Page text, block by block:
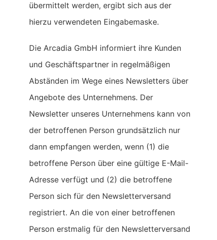
übermittelt werden, ergibt sich aus der
hierzu verwendeten Eingabemaske.
Die Arcadia GmbH informiert ihre Kunden
und Geschäftspartner in regelmäßigen
Abständen im Wege eines Newsletters über
Angebote des Unternehmens. Der
Newsletter unseres Unternehmens kann von
der betroffenen Person grundsätzlich nur
dann empfangen werden, wenn (1) die
betroffene Person über eine gültige E-Mail-
Adresse verfügt und (2) die betroffene
Person sich für den Newsletterversand
registriert. An die von einer betroffenen
Person erstmalig für den Newsletterversand